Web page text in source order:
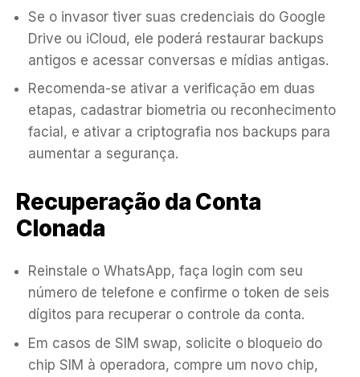
Se o invasor tiver suas credenciais do Google
Drive ou iCloud, ele poderá restaurar backups
antigos e acessar conversas e mídias antigas.
Recomenda-se ativar a verificação em duas
etapas, cadastrar biometria ou reconhecimento
facial, e ativar a criptografia nos backups para
aumentar a segurança.
Recuperação da Conta
Clonada
Reinstale o WhatsApp, faça login com seu
número de telefone e confirme o token de seis
dígitos para recuperar o controle da conta.
Em casos de SIM swap, solicite o bloqueio do
chip SIM à operadora, compre um novo chip,